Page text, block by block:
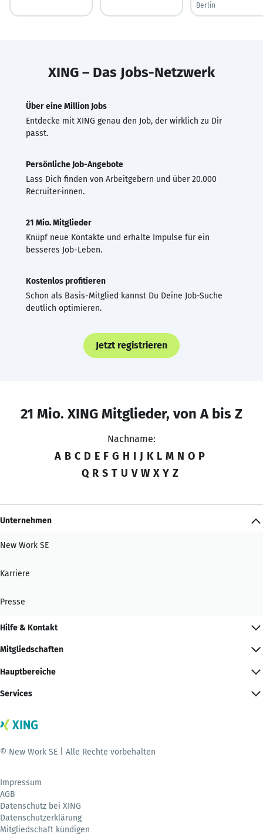
Berlin
XING – Das Jobs-Netzwerk
Über eine Million Jobs
Entdecke mit XING genau den Job, der wirklich zu Dir
passt.
Persönliche Job-Angebote
Lass Dich finden von Arbeitgebern und über 20.000
Recruiter·innen.
21 Mio. Mitglieder
Knüpf neue Kontakte und erhalte Impulse für ein
besseres Job-Leben.
Kostenlos profitieren
Schon als Basis-Mitglied kannst Du Deine Job-Suche
deutlich optimieren.
Jetzt registrieren
21 Mio. XING Mitglieder, von A bis Z
Nachname:
A B C D E F G H I J K L M N O P
Q R S T U V W X Y Z
Unternehmen
New Work SE
Karriere
Presse
Hilfe & Kontakt
Mitgliedschaften
Hauptbereiche
Services
© New Work SE | Alle Rechte vorbehalten
Impressum
AGB
Datenschutz bei XING
Datenschutzerklärung
Mitgliedschaft kündigen